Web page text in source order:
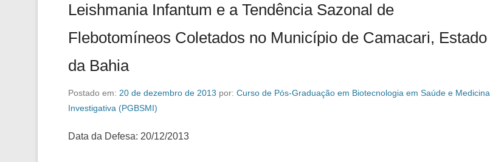
Leishmania Infantum e a Tendência Sazonal de
Flebotomíneos Coletados no Município de Camacari, Estado
da Bahia
Postado em: 20 de dezembro de 2013 por: Curso de Pós-Graduação em Biotecnologia em Saúde e Medicina
Investigativa (PGBSMI)
Data da Defesa: 20/12/2013